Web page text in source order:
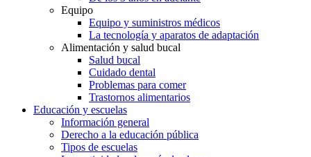
Equipo
Equipo y suministros médicos
La tecnología y aparatos de adaptación
Alimentación y salud bucal
Salud bucal
Cuidado dental
Problemas para comer
Trastornos alimentarios
Educación y escuelas
Información general
Derecho a la educación pública
Tipos de escuelas